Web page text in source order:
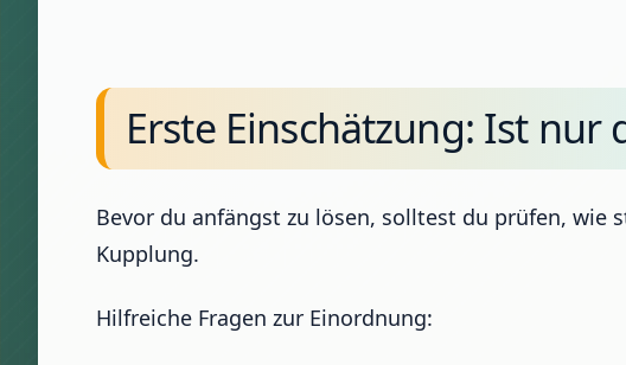
Erste Einschätzung: Ist
Bevor du anfängst zu lösen, solltest du prüfen, wie
Kupplung.
Hilfreiche Fragen zur Einordnung: